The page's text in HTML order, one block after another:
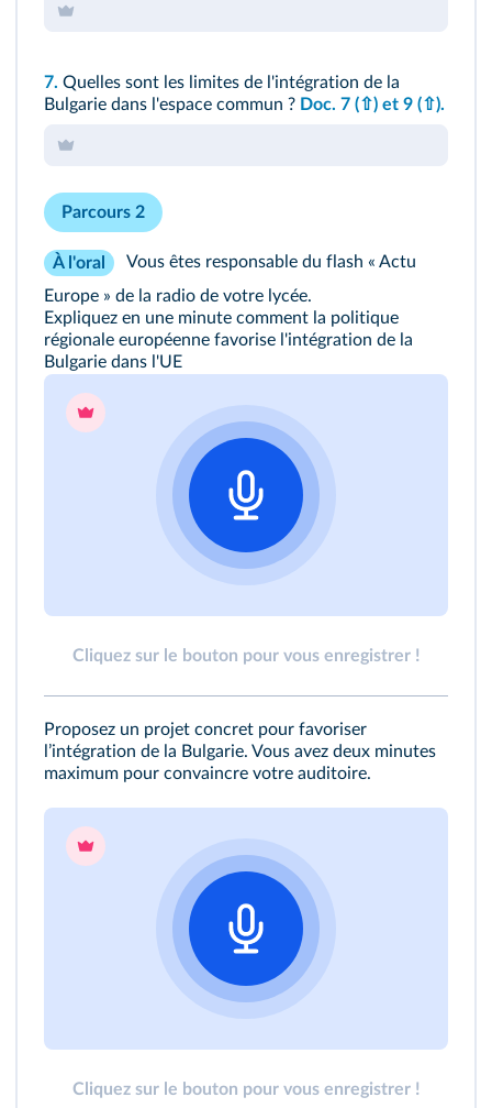
7. Quelles sont les limites de l'intégration de la
Bulgarie dans l'espace commun ? Doc. 7 (⇧) et 9 (⇧).
Parcours 2
À l'oral
Vous êtes responsable du flash « Actu
Europe » de la radio de votre lycée.
Expliquez en une minute comment la politique
régionale européenne favorise l'intégration de la
Bulgarie dans l'UE
Cliquez sur le bouton pour vous enregistrer !
Proposez un projet concret pour favoriser
lʼintégration de la Bulgarie. Vous avez deux minutes
maximum pour convaincre votre auditoire.
Cliquez sur le bouton pour vous enregistrer !